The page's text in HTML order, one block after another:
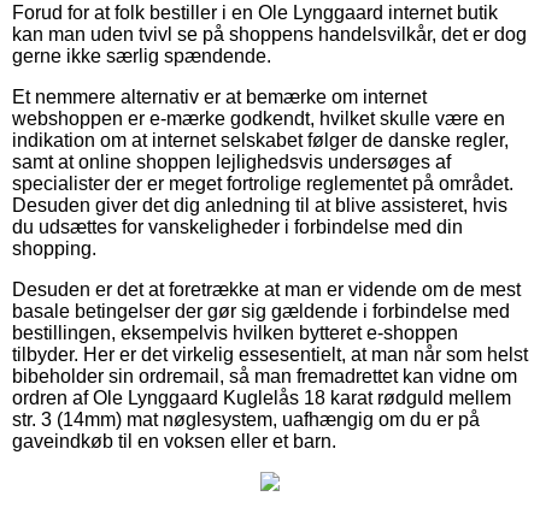
Forud for at folk bestiller i en Ole Lynggaard internet butik
kan man uden tvivl se på shoppens handelsvilkår, det er dog
gerne ikke særlig spændende.
Et nemmere alternativ er at bemærke om internet
webshoppen er e-mærke godkendt, hvilket skulle være en
indikation om at internet selskabet følger de danske regler,
samt at online shoppen lejlighedsvis undersøges af
specialister der er meget fortrolige reglementet på området.
Desuden giver det dig anledning til at blive assisteret, hvis
du udsættes for vanskeligheder i forbindelse med din
shopping.
Desuden er det at foretrække at man er vidende om de mest
basale betingelser der gør sig gældende i forbindelse med
bestillingen, eksempelvis hvilken bytteret e-shoppen
tilbyder. Her er det virkelig essesentielt, at man når som helst
bibeholder sin ordremail, så man fremadrettet kan vidne om
ordren af Ole Lynggaard Kuglelås 18 karat rødguld mellem
str. 3 (14mm) mat nøglesystem, uafhængig om du er på
gaveindkøb til en voksen eller et barn.